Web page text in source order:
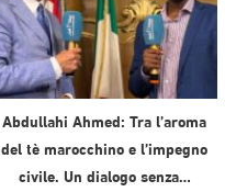
Abdullahi Ahmed: Tra l’aroma
del tè marocchino e l’impegno
civile. Un dialogo senza…